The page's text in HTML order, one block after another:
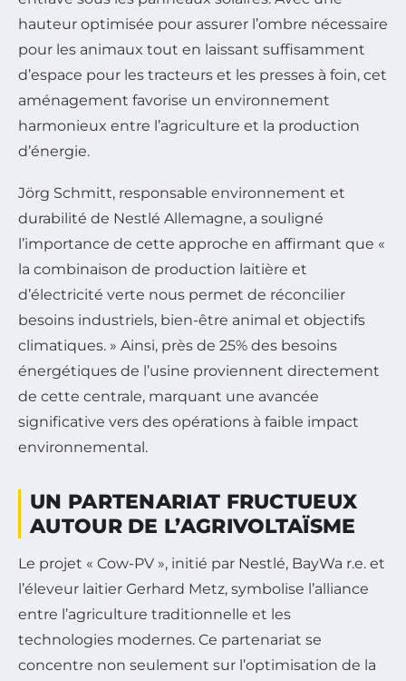
hauteur optimisée pour assurer l’ombre nécessaire
pour les animaux tout en laissant suffisamment
d’espace pour les tracteurs et les presses à foin, cet
aménagement favorise un environnement
harmonieux entre l’agriculture et la production
d’énergie.
Jörg Schmitt, responsable environnement et
durabilité de Nestlé Allemagne, a souligné
l’importance de cette approche en affirmant que «
la combinaison de production laitière et
d’électricité verte nous permet de réconcilier
besoins industriels, bien-être animal et objectifs
climatiques. » Ainsi, près de 25% des besoins
énergétiques de l’usine proviennent directement
de cette centrale, marquant une avancée
significative vers des opérations à faible impact
environnemental.
UN PARTENARIAT FRUCTUEUX
AUTOUR DE L’AGRIVOLTAÏSME
Le projet « Cow-PV », initié par Nestlé, BayWa r.e. et
l’éleveur laitier Gerhard Metz, symbolise l’alliance
entre l’agriculture traditionnelle et les
technologies modernes. Ce partenariat se
concentre non seulement sur l’optimisation de la